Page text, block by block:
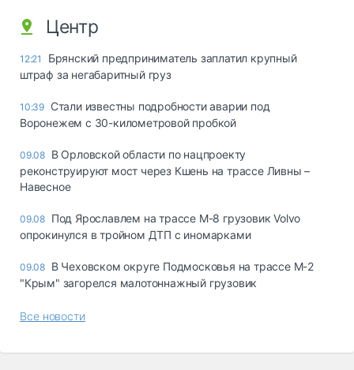
Центр
12:21
Брянский предприниматель заплатил крупный
штраф за негабаритный груз
10:39 Стали известны подробности аварии под
Воронежем с 30-километровой пробкой
09.08 В Орловской области по нацпроекту
реконструируют мост через Кшень на трассе Ливны –
Навесное
09.08 Под Ярославлем на трассе М-8 грузовик Volvo
опрокинулся в тройном ДТП с иномарками
09.08 В Чеховском округе Подмосковья на трассе М-2
"Крым" загорелся малотоннажный грузовик
Все новости